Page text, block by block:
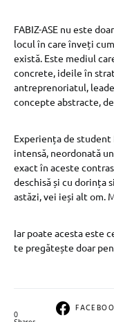
FABIZ-ASE nu este
locul în care înveți
există. Este mediul
concrete, ideile în
antreprenoriatul,
concepte abstracte,
Experiența de student
intensă, neordonată
exact în aceste
deschisă și cu dorința
astăzi, vei ieși alt om.
Iar poate acesta este
te pregătește doar
0